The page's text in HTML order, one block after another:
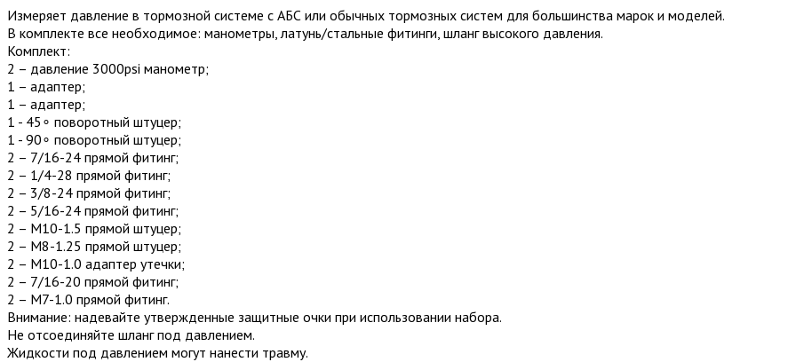
Измеряет давление в тормозной системе c АБС или обычных тормозных систем для большинства марок и моделей.
В комплекте все необходимое: манометры, латунь/стальные фитинги, шланг высокого давления.
Комплект:
2 – давление 3000psi манометр;
1 – адаптер;
1 – адаптер;
1 - 45∘ поворотный штуцер;
1 - 90∘ поворотный штуцер;
2 – 7/16-24 прямой фитинг;
2 – 1/4-28 прямой фитинг;
2 – 3/8-24 прямой фитинг;
2 – 5/16-24 прямой фитинг;
2 – М10-1.5 прямой штуцер;
2 – М8-1.25 прямой штуцер;
2 – М10-1.0 адаптер утечки;
2 – 7/16-20 прямой фитинг;
2 – М7-1.0 прямой фитинг.
Внимание: надевайте утвержденные защитные очки при использовании набора.
Не отсоединяйте шланг под давлением.
Жидкости под давлением могут нанести травму.